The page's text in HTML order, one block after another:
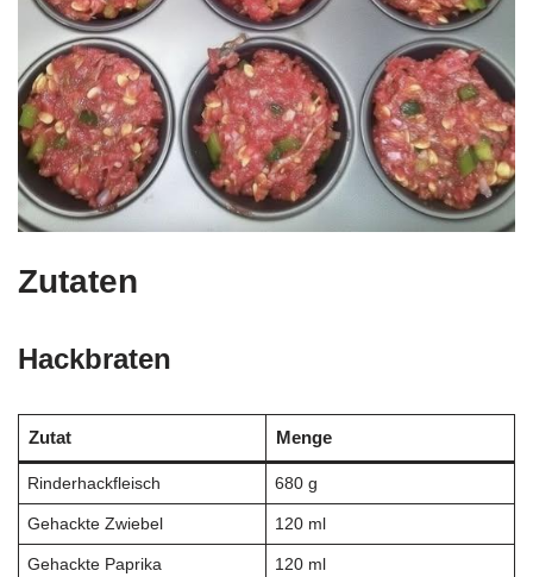
Zutaten
Hackbraten
Zutat Menge
Rinderhackfleisch 680 g
Gehackte Zwiebel 120 ml
Gehackte Paprika 120 ml